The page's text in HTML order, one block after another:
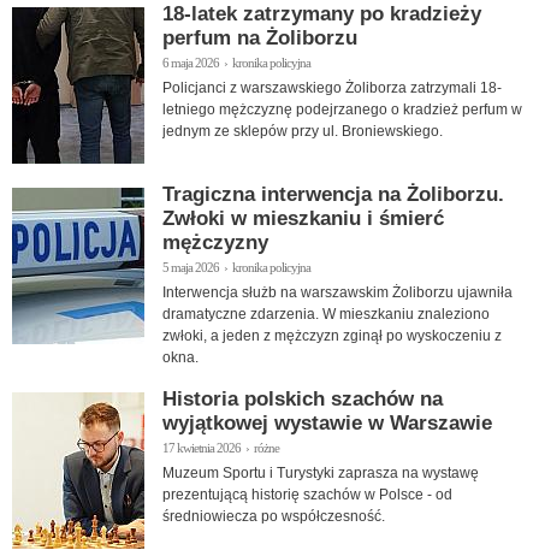
18-latek zatrzymany po kradzieży
perfum na Żoliborzu
6 maja 2026 › kronika policyjna
Policjanci z warszawskiego Żoliborza zatrzymali 18-
letniego mężczyznę podejrzanego o kradzież perfum w
jednym ze sklepów przy ul. Broniewskiego.
Tragiczna interwencja na Żoliborzu.
Zwłoki w mieszkaniu i śmierć
mężczyzny
5 maja 2026 › kronika policyjna
Interwencja służb na warszawskim Żoliborzu ujawniła
dramatyczne zdarzenia. W mieszkaniu znaleziono
zwłoki, a jeden z mężczyzn zginął po wyskoczeniu z
okna.
Historia polskich szachów na
wyjątkowej wystawie w Warszawie
17 kwietnia 2026 › różne
Muzeum Sportu i Turystyki zaprasza na wystawę
prezentującą historię szachów w Polsce - od
średniowiecza po współczesność.